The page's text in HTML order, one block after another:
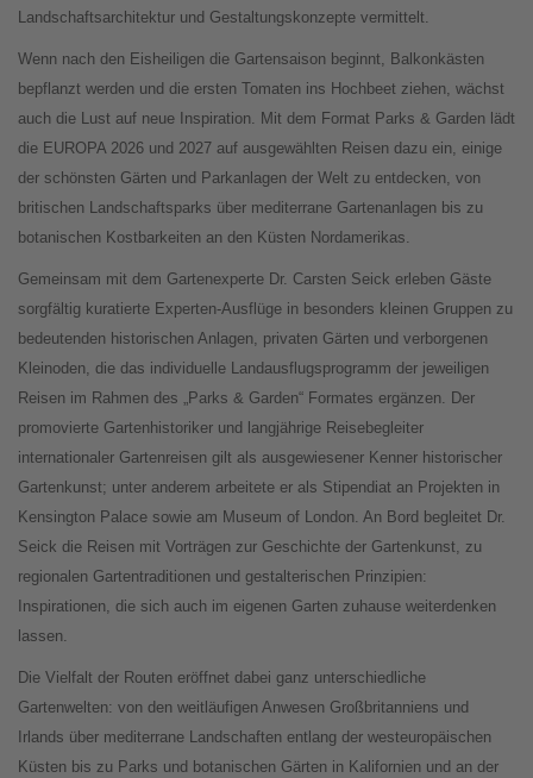
Landschaftsarchitektur und Gestaltungskonzepte vermittelt.
Wenn nach den Eisheiligen die Gartensaison beginnt, Balkonkästen
bepflanzt werden und die ersten Tomaten ins Hochbeet ziehen, wächst
auch die Lust auf neue Inspiration. Mit dem Format Parks & Garden lädt
die EUROPA 2026 und 2027 auf ausgewählten Reisen dazu ein, einige
der schönsten Gärten und Parkanlagen der Welt zu entdecken, von
britischen Landschaftsparks über mediterrane Gartenanlagen bis zu
botanischen Kostbarkeiten an den Küsten Nordamerikas.
Gemeinsam mit dem Gartenexperte Dr. Carsten Seick erleben Gäste
sorgfältig kuratierte Experten-Ausflüge in besonders kleinen Gruppen zu
bedeutenden historischen Anlagen, privaten Gärten und verborgenen
Kleinoden, die das individuelle Landausflugsprogramm der jeweiligen
Reisen im Rahmen des „Parks & Garden“ Formates ergänzen. Der
promovierte Gartenhistoriker und langjährige Reisebegleiter
internationaler Gartenreisen gilt als ausgewiesener Kenner historischer
Gartenkunst; unter anderem arbeitete er als Stipendiat an Projekten in
Kensington Palace sowie am Museum of London. An Bord begleitet Dr.
Seick die Reisen mit Vorträgen zur Geschichte der Gartenkunst, zu
regionalen Gartentraditionen und gestalterischen Prinzipien:
Inspirationen, die sich auch im eigenen Garten zuhause weiterdenken
lassen.
Die Vielfalt der Routen eröffnet dabei ganz unterschiedliche
Gartenwelten: von den weitläufigen Anwesen Großbritanniens und
Irlands über mediterrane Landschaften entlang der westeuropäischen
Küsten bis zu Parks und botanischen Gärten in Kalifornien und an der